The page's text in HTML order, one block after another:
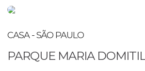
CASA - SÃO PAULO
PARQUE MARIA